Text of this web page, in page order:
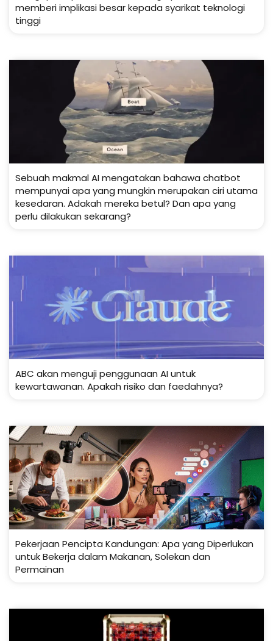
memberi implikasi besar kepada syarikat teknologi
tinggi
Sebuah makmal AI mengatakan bahawa chatbot
mempunyai apa yang mungkin merupakan ciri utama
kesedaran. Adakah mereka betul? Dan apa yang
perlu dilakukan sekarang?
ABC akan menguji penggunaan AI untuk
kewartawanan. Apakah risiko dan faedahnya?
Pekerjaan Pencipta Kandungan: Apa yang Diperlukan
untuk Bekerja dalam Makanan, Solekan dan
Permainan